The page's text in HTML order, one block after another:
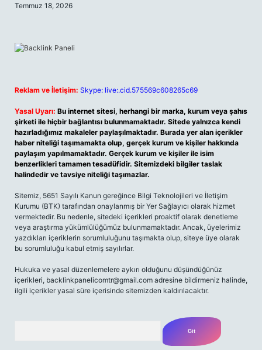
Temmuz 18, 2026
Reklam ve İletişim: Skype: live:.cid.575569c608265c69
Yasal Uyarı: Bu internet sitesi, herhangi bir marka, kurum veya şahıs
şirketi ile hiçbir bağlantısı bulunmamaktadır. Sitede yalnızca kendi
hazırladığımız makaleler paylaşılmaktadır. Burada yer alan içerikler
haber niteliği taşımamakta olup, gerçek kurum ve kişiler hakkında
paylaşım yapılmamaktadır. Gerçek kurum ve kişiler ile isim
benzerlikleri tamamen tesadüfidir. Sitemizdeki bilgiler taslak
halindedir ve tavsiye niteliği taşımazlar.
Sitemiz, 5651 Sayılı Kanun gereğince Bilgi Teknolojileri ve İletişim
Kurumu (BTK) tarafından onaylanmış bir Yer Sağlayıcı olarak hizmet
vermektedir. Bu nedenle, sitedeki içerikleri proaktif olarak denetleme
veya araştırma yükümlülüğümüz bulunmamaktadır. Ancak, üyelerimiz
yazdıkları içeriklerin sorumluluğunu taşımakta olup, siteye üye olarak
bu sorumluluğu kabul etmiş sayılırlar.
Hukuka ve yasal düzenlemelere aykırı olduğunu düşündüğünüz
içerikleri, backlinkpanelicomtr@gmail.com adresine bildirmeniz halinde,
ilgili içerikler yasal süre içerisinde sitemizden kaldırılacaktır.